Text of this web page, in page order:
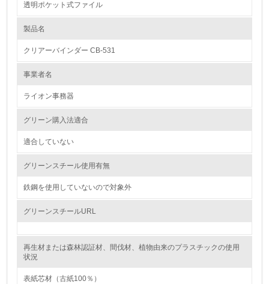
1.環境取り組み体制
レベル2
透明ポケット式ファイル
製品名
クリアーバインダー CB-531
事業者名
ライオン事務器
グリーン購入法適合
適合していない
グリーンスチール使用有無
鉄鋼を使用していないので対象外
グリーンスチールURL
再生材または森林認証材、間伐材、植物由来のプラスチックの使用
状況
表紙芯材（古紙100％）